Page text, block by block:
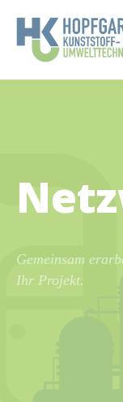
Gemeinsam
Ihr Projekt.